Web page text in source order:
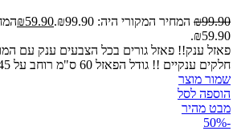
₪99.90 המחיר המקורי היה: ₪99.90. ₪59.90
₪59.90.
חלקים ענקיים !! גודל הפאזל 60 ס"מ רוחב על 45 ס"מ גובה
שמור מוצר
הוספה לסל
מבט מהיר
-50%